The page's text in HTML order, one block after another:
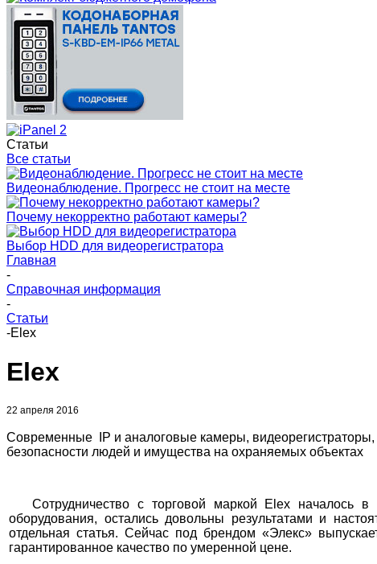
Статьи
Все статьи
Видеонаблюдение. Прогресс не стоит на месте
Почему некорректно работают камеры?
Выбор HDD для видеорегистратора
Главная
-
Справочная информация
-
Статьи
-Elex
Elex
22 апреля 2016
Современные IP и аналоговые камеры,
безопасности людей и имущества на охраняемых объектах
Сотрудничество с торговой маркой Elex началось в
оборудования, остались довольны результатами и
отдельная статья. Сейчас под брендом «Элекс»
гарантированное качество по умеренной цене.